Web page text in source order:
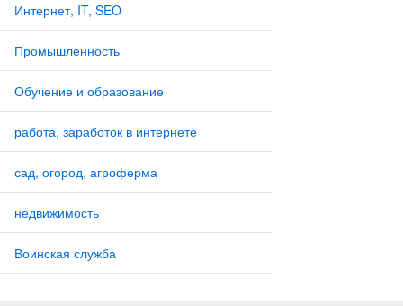
Интернет, IT, SEO
Промышленность
Обучение и образование
работа, заработок в интернете
сад, огород, агроферма
недвижимость
Воинская служба